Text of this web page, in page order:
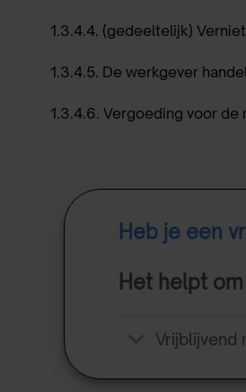
1.3.4.4. (gedeeltelijk)
1.3.4.5. De werkgever
1.3.4.6. Vergoeding voor
Heb je een
Het helpt
Vrijblijvend